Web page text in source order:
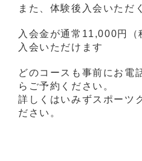
また、体験後入会いただ
入会金が通常11,000円（
入会いただけます
どのコースも事前にお電
らご予約ください。
詳しくはいみずスポーツ
ださい。